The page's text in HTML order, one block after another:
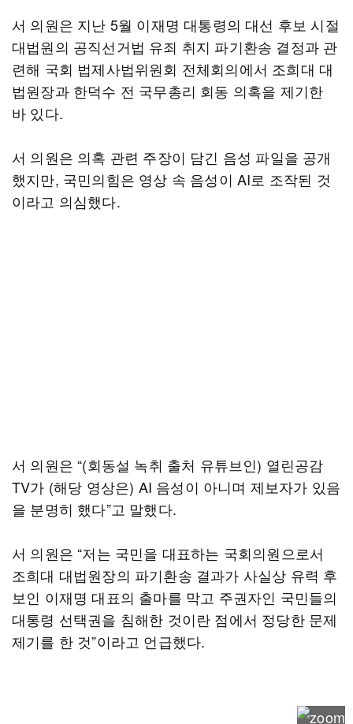
서 의원은 지난 5월 이재명 대통령의 대선 후보 시절
대법원의 공직선거법 유죄 취지 파기환송 결정과 관
련해 국회 법제사법위원회 전체회의에서 조희대 대
법원장과 한덕수 전 국무총리 회동 의혹을 제기한
바 있다.
서 의원은 의혹 관련 주장이 담긴 음성 파일을 공개
했지만, 국민의힘은 영상 속 음성이 AI로 조작된 것
이라고 의심했다.
서 의원은 “(회동설 녹취 출처 유튜브인) 열린공감
TV가 (해당 영상은) AI 음성이 아니며 제보자가 있음
을 분명히 했다”고 말했다.
서 의원은 “저는 국민을 대표하는 국회의원으로서
조희대 대법원장의 파기환송 결과가 사실상 유력 후
보인 이재명 대표의 출마를 막고 주권자인 국민들의
대통령 선택권을 침해한 것이란 점에서 정당한 문제
제기를 한 것”이라고 언급했다.